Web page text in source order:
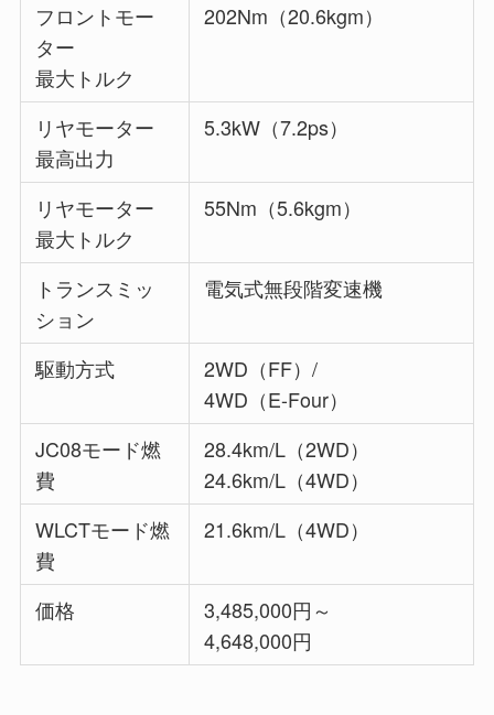
フロントモー
ター
最大トルク
202Nm（20.6kgm）
リヤモーター
最高出力
5.3kW（7.2ps）
リヤモーター
最大トルク
55Nm（5.6kgm）
トランスミッ
ション
電気式無段階変速機
駆動方式
2WD（FF）/
4WD（E-Four）
JC08モード燃
費
28.4km/L（2WD）
24.6km/L（4WD）
WLCTモード燃
費
21.6km/L（4WD）
価格
3,485,000円～
4,648,000円